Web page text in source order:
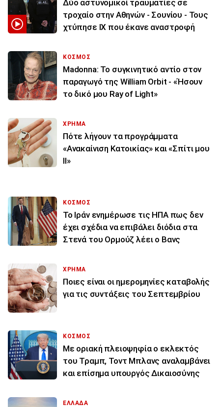
Δύο αστυνομικοί τραυματίες σε
τροχαίο στην Αθηνών - Σουνίου - Τους
χτύπησε ΙΧ που έκανε αναστροφή
ΚΟΣΜΟΣ
Madonna: Το συγκινητικό αντίο στον
παραγωγό της William Orbit - «Ήσουν
το δικό μου Ray of Light»
ΧΡΗΜΑ
Πότε λήγουν τα προγράμματα
«Ανακαίνιση Κατοικίας» και «Σπίτι μου
ΙΙ»
ΚΟΣΜΟΣ
To Ιράν ενημέρωσε τις ΗΠΑ πως δεν
έχει σχέδια να επιβάλει διόδια στα
Στενά του Ορμούζ λέει ο Βανς
ΧΡΗΜΑ
Ποιες είναι οι ημερομηνίες καταβολής
για τις συντάξεις του Σεπτεμβρίου
ΚΟΣΜΟΣ
Με οριακή πλειοψηφία ο εκλεκτός
του Τραμπ, Τοντ Μπλανς αναλαμβάνει
και επίσημα υπουργός Δικαιοσύνης
ΕΛΛΑΔΑ